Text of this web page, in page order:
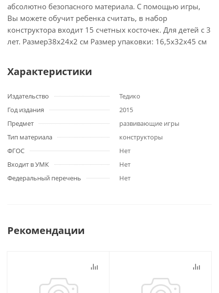
абсолютно безопасного материала. С помощью игры,
Вы можете обучит ребенка считать, в набор
конструктора входит 15 счетных косточек. Для детей с 3
лет. Размер38х24х2 см Размер упаковки: 16,5х32х45 см
Характеристики
Издательство
Тедико
Год издания
2015
Предмет
развивающие игры
Тип материала
конструкторы
ФГОС
Нет
Входит в УМК
Нет
Федеральный перечень
Нет
Рекомендации